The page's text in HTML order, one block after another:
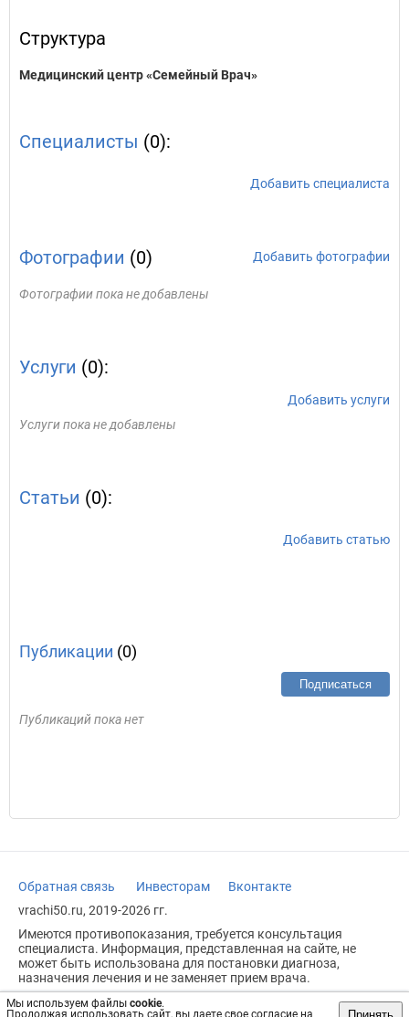
Мы используем файлы cookie.
Продолжая использовать сайт, вы даете свое согласие на
Принять
Структура
Медицинский центр «Семейный Врач»
Специалисты (0):
Добавить специалиста
Фотографии (0) Добавить фотографии
Фотографии пока не добавлены
Услуги (0):
Добавить услуги
Услуги пока не добавлены
Статьи (0):
Добавить статью
Публикации (0)
Подписаться
Публикаций пока нет
Обратная связь Инвесторам
Вконтакте
vrachi50.ru, 2019-2026 гг.
Имеются противопоказания, требуется консультация
специалиста. Информация, представленная на сайте, не
может быть использована для постановки диагноза,
назначения лечения и не заменяет прием врача.
Возрастное ограничение: 18+